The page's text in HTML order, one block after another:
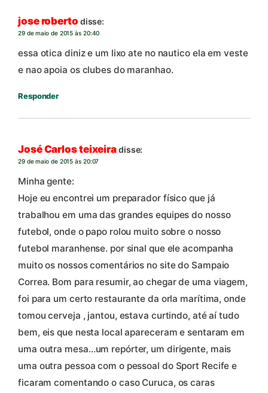
jose roberto disse:
29 de maio de 2015 às 20:40
essa otica diniz e um lixo ate no nautico ela em veste
e nao apoia os clubes do maranhao.
Responder
José Carlos teixeiradisse:
29 de maio de 2015 às 20:07
Minha gente:
Hoje eu encontrei um preparador físico que já
trabalhou em uma das grandes equipes do nosso
futebol, onde o papo rolou muito sobre o nosso
futebol maranhense. por sinal que ele acompanha
muito os nossos comentários no site do Sampaio
Correa. Bom para resumir, ao chegar de uma viagem,
foi para um certo restaurante da orla marítima, onde
tomou cerveja , jantou, estava curtindo, até aí tudo
bem, eis que nesta local apareceram e sentaram em
uma outra mesa…um repórter, um dirigente, mais
uma outra pessoa com o pessoal do Sport Recife e
ficaram comentando o caso Curuca, os caras